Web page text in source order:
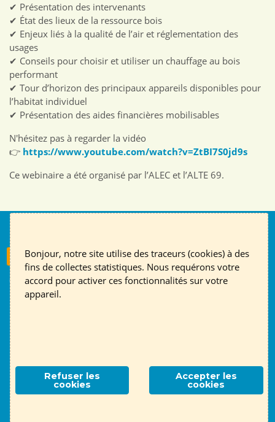
✔ Présentation des intervenants
✔ État des lieux de la ressource bois
✔ Enjeux liés à la qualité de l’air et réglementation des
usages
✔ Conseils pour choisir et utiliser un chauffage au bois
performant
✔ Tour d’horizon des principaux appareils disponibles pour
l’habitat individuel
✔ Présentation des aides financières mobilisables
N'hésitez pas à regarder la vidéo
👉 https://www.youtube.com/watch?v=ZtBI7S0jd9s
Ce webinaire a été organisé par l’ALEC et l’ALTE 69.
Nous suivre
S'inscrire à la newsletter
Contact English page Mentions légales RGPD
Contactez-nous !
Bonjour, notre site utilise des traceurs (cookies) à des
fins de collectes statistiques. Nous requérons votre
accord pour activer ces fonctionnalités sur votre
appareil.
Refuser les
cookies
Accepter les
cookies